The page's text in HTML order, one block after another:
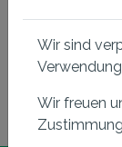
Key-
Wir sind
Wir freuen